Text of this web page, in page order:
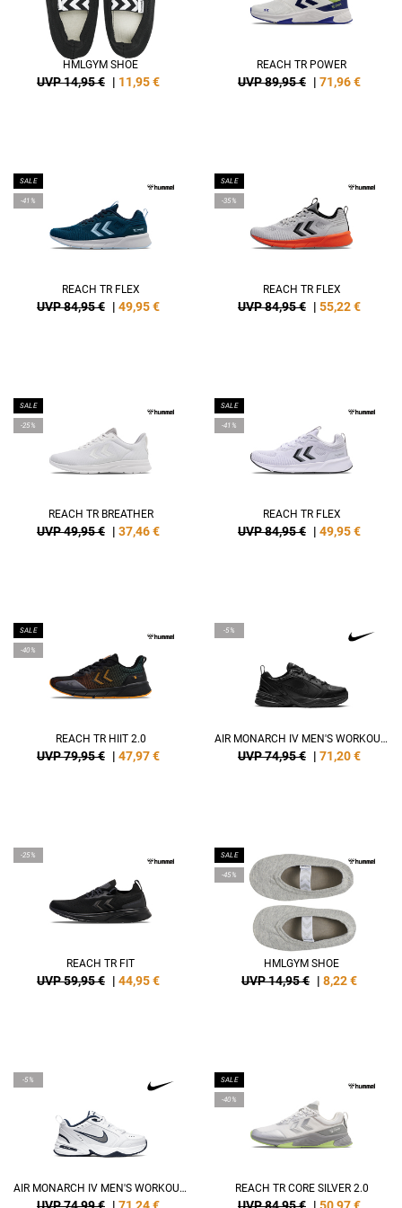
HMLGYM SHOE
UVP 14,95 € | 11,95€
REACH TR POWER
UVP 89,95 € | 71,96€
SALE
-41%
REACH TR FLEX
UVP 84,95 € | 49,95€
SALE
-35%
REACH TR FLEX
UVP 84,95 € | 55,22€
SALE
-25%
REACH TR BREATHER
UVP 49,95 € | 37,46€
SALE
-41%
REACH TR FLEX
UVP 84,95 € | 49,95€
SALE
-40%
REACH TR HIIT 2.0
UVP 79,95 € | 47,97€
-5%
AIR MONARCH IV MEN'S WORKOUT SHOES
UVP 74,95 € | 71,20€
-25%
REACH TR FIT
UVP 59,95 € | 44,95€
SALE
-45%
HMLGYM SHOE
UVP 14,95 € | 8,22€
-5%
AIR MONARCH IV MEN'S WORKOUT SHOES
SALE
-40%
REACH TR CORE SILVER 2.0